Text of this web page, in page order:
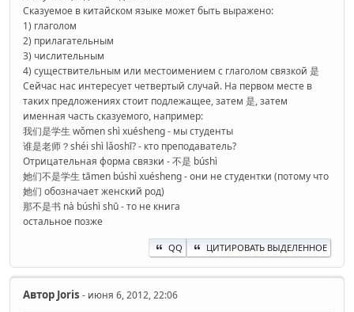
Сказуемое в китайском языке может быть выражено:
1) глаголом
2) прилагательным
3) числительным
4) существительным или местоимением с глаголом связкой 是
Сейчас нас интересует четвертый случай. На первом месте в
таких предложениях стоит подлежащее, затем 是, затем
именная часть сказуемого, например:
我们是学生 wǒmen shì xuésheng - мы студенты
谁是老师？shéi shì lǎoshī? - кто преподаватель?
Отрицательная форма связки - 不是 búshì
她们不是学生 tāmen búshì xuésheng - они не студентки (потому что
她们 обозначает женский род)
那不是书 nà búshì shū - то не книга
остальное позже
QQ ЦИТИРОВАТЬ ВЫДЕЛЕННОЕ
Автор Joris - июня 6, 2012, 22:06